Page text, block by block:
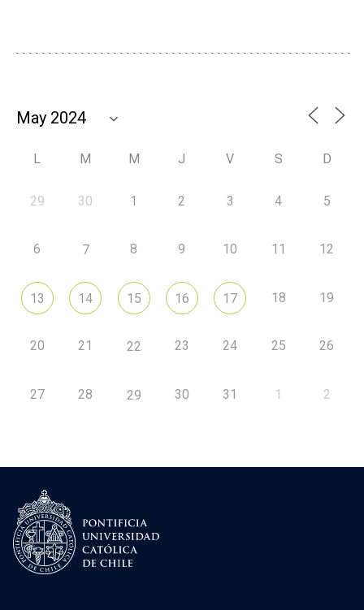
L M M J V S D
29 30 1 2 3 4 5
6 7 8 9 10 11 12
13 14 15 16 17 18 19
20 21 22 23 24 25 26
27 28 29 30 31 1 2